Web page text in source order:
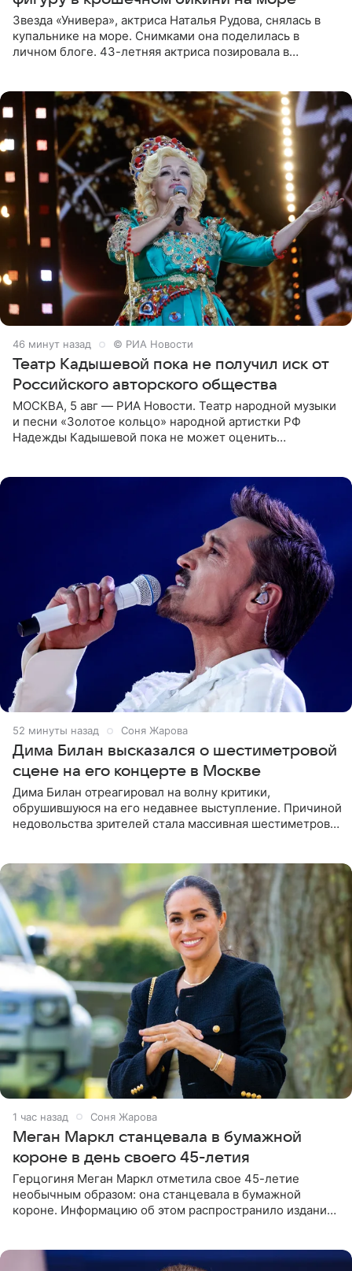
Звезда «Универа», актриса Наталья Рудова, снялась в
купальнике на море. Снимками она поделилась в
личном блоге. 43-летняя актриса позировала в
46 минут назад © РИА Новости
Театр Кадышевой пока не получил иск от
Российского авторского общества
МОСКВА, 5 авг — РИА Новости. Театр народной музыки
и песни «Золотое кольцо» народной артистки РФ
Надежды Кадышевой пока не может оценить
52 минуты назад Соня Жарова
Дима Билан высказался о шестиметровой
сцене на его концерте в Москве
Дима Билан отреагировал на волну критики,
обрушившуюся на его недавнее выступление. Причиной
недовольства зрителей стала массивная шестиметровая
1 час назад Соня Жарова
Меган Маркл станцевала в бумажной
короне в день своего 45-летия
Герцогиня Меган Маркл отметила свое 45-летие
необычным образом: она станцевала в бумажной
короне. Информацию об этом распространило издание